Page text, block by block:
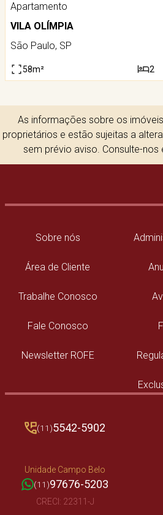
Apartamento
VILA OLÍMPIA
São Paulo, SP
58m² 2
As informações sobre os
proprietários e estão sujeitas a
sem prévio aviso. Consulte-nos
Sobre nós
Área de Cliente
Trabalhe Conosco
Fale Conosco
Newsletter ROFE
(11)5542-5902
Unidade Campo Belo
(11)97676-5203
CRECI: 22311-J